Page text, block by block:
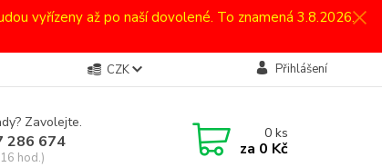
vyřízeny až po naší dovolené. To znamená 3.8.2026.
CZK Přihlášení
Zavolejte.
286 674
hod.)
0ks
za 0 Kč